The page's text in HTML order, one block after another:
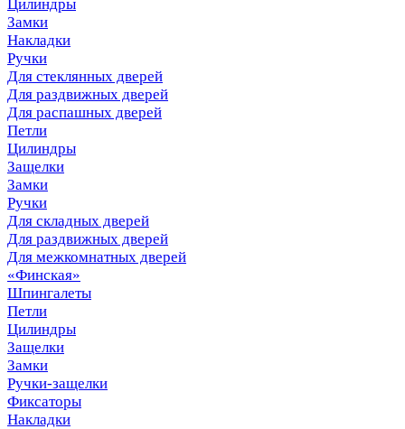
Цилиндры
Замки
Накладки
Ручки
Для стеклянных дверей
Для раздвижных дверей
Для распашных дверей
Петли
Цилиндры
Защелки
Замки
Ручки
Для складных дверей
Для раздвижных дверей
Для межкомнатных дверей
«Финская»
Шпингалеты
Петли
Цилиндры
Защелки
Замки
Ручки-защелки
Фиксаторы
Накладки